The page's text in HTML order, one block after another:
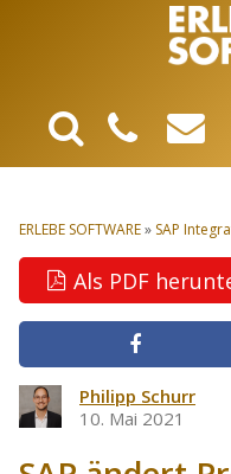
ERLEBE SOFTWARE» SAP
Als PDF
Philipp Schurr
10. Mai 2021